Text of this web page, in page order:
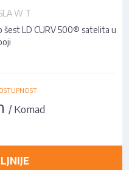
W T
šest LD CURV 500® satelita u
/ Komad